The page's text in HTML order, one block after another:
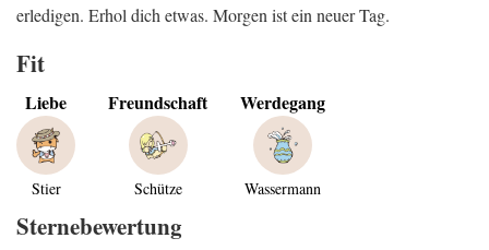
erledigen. Erhol dich etwas. Morgen ist ein neuer Tag.
Fit
Liebe
Stier
Freundschaft
Schütze
Werdegang
Wassermann
Sternebewertung